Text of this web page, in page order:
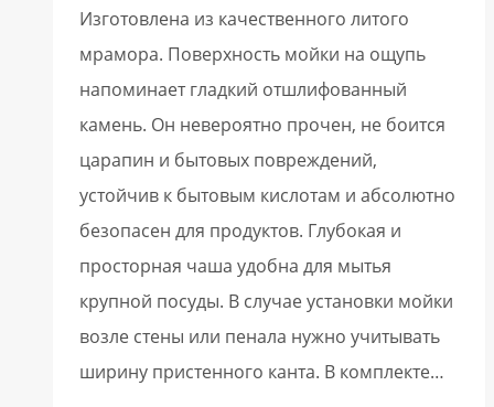
Изготовлена из качественного литого
мрамора. Поверхность мойки на ощупь
напоминает гладкий отшлифованный
камень. Он невероятно прочен, не боится
царапин и бытовых повреждений,
устойчив к бытовым кислотам и абсолютно
безопасен для продуктов. Глубокая и
просторная чаша удобна для мытья
крупной посуды. В случае установки мойки
возле стены или пенала нужно учитывать
ширину пристенного канта. В комплекте…